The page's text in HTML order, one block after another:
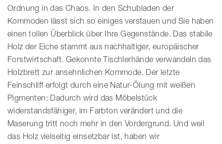
Ordnung in das Chaos. In den Schubladen der
Kommoden lässt sich so einiges verstauen und Sie haben
einen tollen Überblick über Ihre Gegenstände. Das stabile
Holz der Eiche stammt aus nachhaltiger, europäischer
Forstwirtschaft. Gekonnte Tischlerhände verwandeln das
Holzbrett zur ansehnlichen Kommode. Der letzte
Feinschliff erfolgt durch eine Natur-Ölung mit weißen
Pigmenten: Dadurch wird das Möbelstück
widerstandsfähiger, im Farbton verändert und die
Maserung tritt noch mehr in den Vordergrund. Und weil
das Holz vielseitig einsetzbar ist, haben wir